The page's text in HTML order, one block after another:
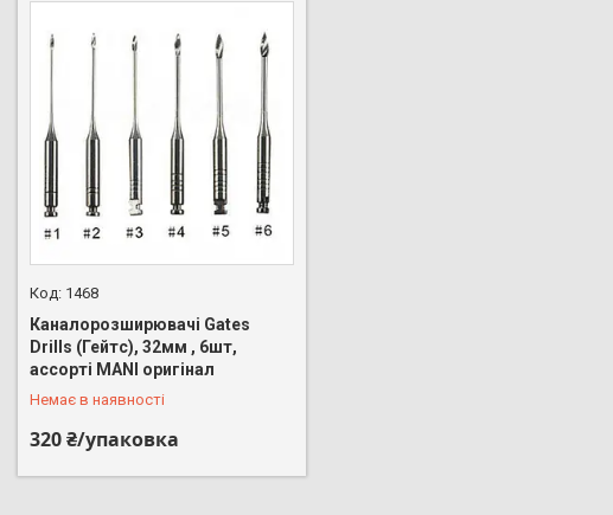
1468
Каналорозширювачі Gates
Drills (Гейтс), 32мм , 6шт,
ассорті MANI оригінал
Немає в наявності
320 ₴/упаковка
+380 (67) 798-17-41